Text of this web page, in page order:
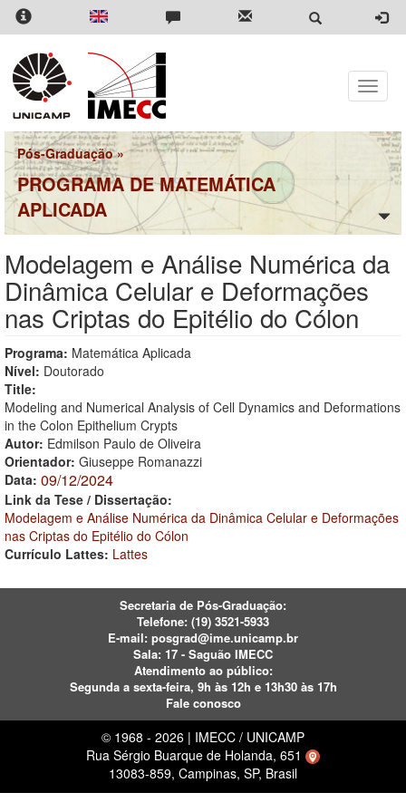
Pular
para
conteúdo
principal
Toggle
Pós-Graduação»
PROGRAMA DE MATEMÁTICA
APLICADA
Modelagem e Análise Numérica da
Dinâmica Celular e Deformações
nas Criptas do Epitélio do Cólon
Programa: Matemática Aplicada
Nível: Doutorado
Title:
Modeling and Numerical Analysis of Cell Dynamics and Deformations
in the Colon Epithelium Crypts
Autor: Edmilson Paulo de Oliveira
Orientador: Giuseppe Romanazzi
Data: 09/12/2024
Link da Tese / Dissertação:
Modelagem e Análise Numérica da Dinâmica Celular e Deformações
nas Criptas do Epitélio do Cólon
Currículo Lattes: Lattes
Secretaria de Pós-Graduação:
Telefone: (19) 3521-5933
E-mail: posgrad@ime.unicamp.br
Sala: 17 - Saguão IMECC
Atendimento ao público:
Segunda a sexta-feira, 9h às 12h e 13h30 às 17h
Fale conosco
© 1968 - 2026 | IMECC / UNICAMP
Rua Sérgio Buarque de Holanda, 651
13083-859, Campinas, SP, Brasil